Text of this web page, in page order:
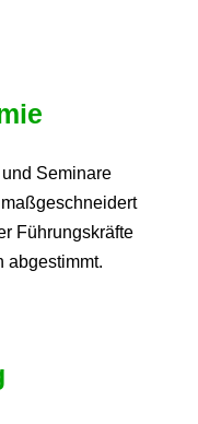
Seminare
Führungskräfte
abgestimmt.